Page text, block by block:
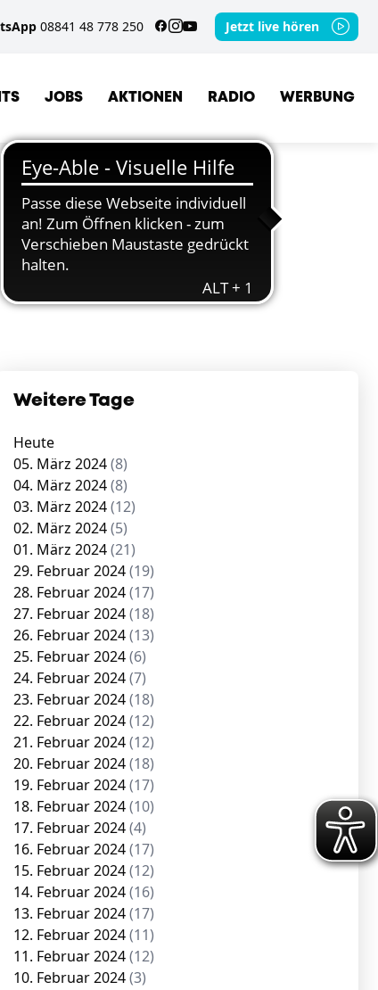
08841 48 778 250 Jetzt live hören
JOBS AKTIONEN RADIO WERBUNG
Weitere Tage
Heute
05. März 2024(8)
04. März 2024(8)
03. März 2024(12)
02. März 2024(5)
01. März 2024(21)
29. Februar 2024(19)
28. Februar 2024(17)
27. Februar 2024(18)
26. Februar 2024(13)
25. Februar 2024(6)
24. Februar 2024(7)
23. Februar 2024(18)
22. Februar 2024(12)
21. Februar 2024(12)
20. Februar 2024(18)
19. Februar 2024(17)
18. Februar 2024(10)
17. Februar 2024(4)
16. Februar 2024(17)
15. Februar 2024(12)
14. Februar 2024(16)
13. Februar 2024(17)
12. Februar 2024(11)
11. Februar 2024(12)
10. Februar 2024(3)